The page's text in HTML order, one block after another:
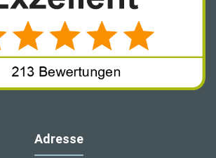
Adresse